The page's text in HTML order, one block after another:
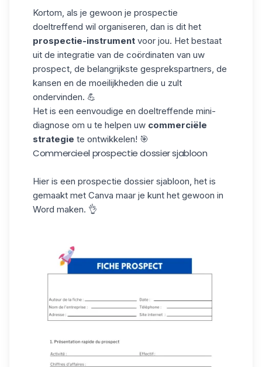
Kortom, als je gewoon je prospectie
doeltreffend wil organiseren, dan is dit het
prospectie-instrument voor jou. Het bestaat
uit de integratie van de coördinaten van uw
prospect, de belangrijkste gesprekspartners, de
kansen en de moeilijkheden die u zult
ondervinden. 💪
Het is een eenvoudige en doeltreffende mini-
diagnose om u te helpen uw commerciële
strategie te ontwikkelen! 🎯
Commercieel prospectie dossier sjabloon
Hier is een prospectie dossier sjabloon, het is
gemaakt met Canva maar je kunt het gewoon in
Word maken. 👌